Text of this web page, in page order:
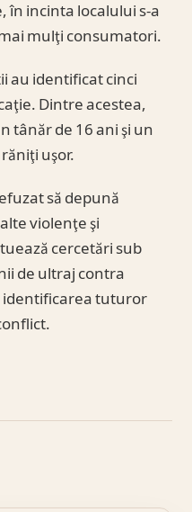
în incinta localului s-a
mulţi consumatori.
au identificat cinci
Dintre acestea,
tânăr de 16 ani şi un
uşor.
să depună
violenţe şi
cercetări sub
de ultraj contra
tuturor